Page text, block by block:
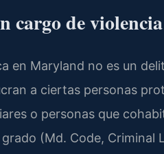
cargo de
en Maryland no es un
a ciertas personas
o personas que
(Md. Code, Criminal